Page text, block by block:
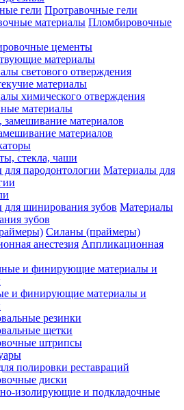
Протравочные гели
Пломбировочные
цементы
материалы
светового отверждения
материалы
химического отверждения
материалы
материалов
стекла, чаши
Материалы для
Материалы
зубов
Силаны (праймеры)
Аппликационная
и финирующие материалы и
резинки
щетки
штрипсы
полировки реставраций
диски